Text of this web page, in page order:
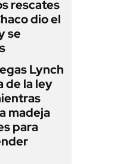
rescates
dio el
se
Lynch
de la ley
madeja
para